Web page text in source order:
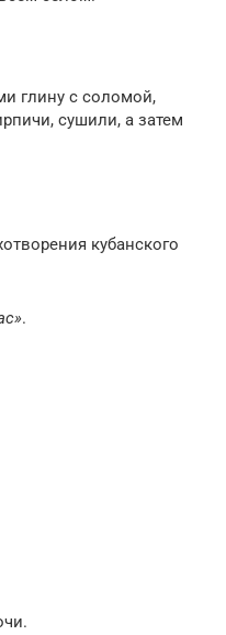
глину с соломой,
сушили, а затем
кубанского
.